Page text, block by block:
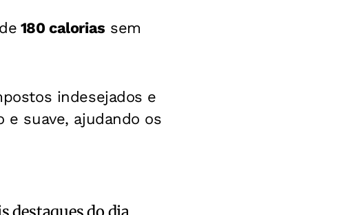
180 calorias sem
indesejados e
suave, ajudando os